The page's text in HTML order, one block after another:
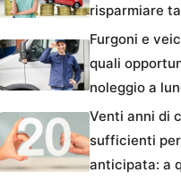
risparmiare
Furgoni e
quali
noleggio a
Venti anni di
sufficienti
anticipata: a